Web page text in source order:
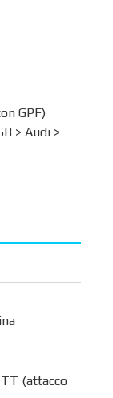
GPF)
> Audi >
(attacco